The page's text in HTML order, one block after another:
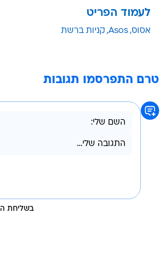
לעמוד הפריט
אסוס Asos קניות ברשת
טרם התפרסמו תגובות
בשליחת